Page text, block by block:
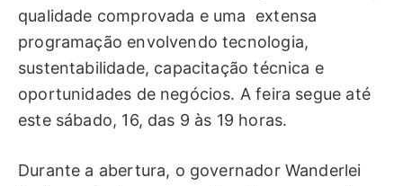
qualidade comprovada e uma extensa
programação envolvendo tecnologia,
sustentabilidade, capacitação técnica e
oportunidades de negócios. A feira segue até
este sábado, 16, das 9 às 19 horas.
Durante a abertura, o governador Wanderlei